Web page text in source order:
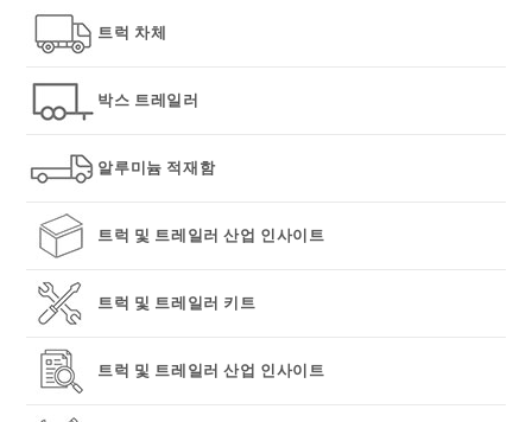
트럭 차체
박스 트레일러
알루미늄 적재함
트럭 및 트레일러 산업 인사이트
트럭 및 트레일러 키트
트럭 및 트레일러 산업 인사이트